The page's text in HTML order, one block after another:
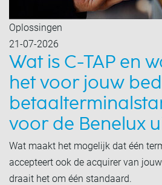
Oplossingen
21-07-2026
Wat is C-TAP en
het voor jouw
voor de Benelux
Wat maakt het mogelijk dat één
accepteert ook de acquirer van
draait het om één standaard.